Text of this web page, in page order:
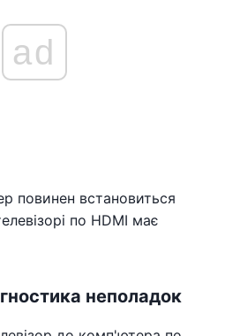
ad
повинен встановиться
по HDMI має
неполадок